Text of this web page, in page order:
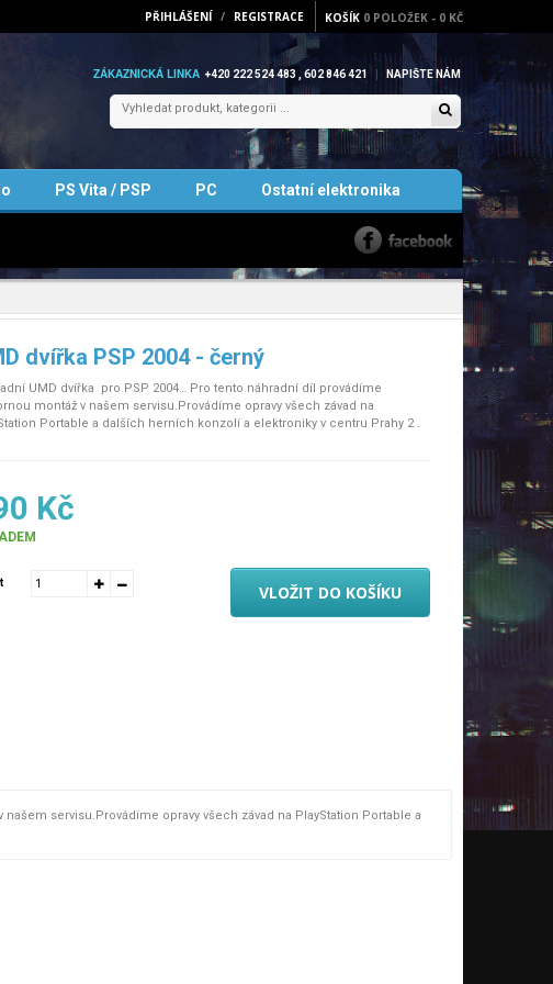
PŘIHLÁŠENÍ / REGISTRACE KOŠÍK 0 POLOŽEK - 0 KČ
ZÁKAZNICKÁ LINKA +420 222 524 483 , 602 846 421 NAPIŠTE NÁM
PS Vita / PSP PC Ostatní elektronika
dvířka PSP 2004 - černý
UMD dvířka pro PSP 2004… Pro tento náhradní díl provádíme
montáž v našem servisu.Provádíme opravy všech závad na
Portable a dalších herních konzolí a elektroniky v centru Prahy 2 .
Kč
VLOŽIT DO KOŠÍKU
servisu.Provádíme opravy všech závad na PlayStation Portable a